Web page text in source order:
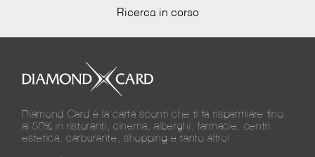
Ricerca in corso
Diamond Card è la carta sconti che ti fa risparmiare fino
al 50% in ristoranti, cinema, alberghi, farmacie, centri
estetica, carburante, shopping e tanto altro!